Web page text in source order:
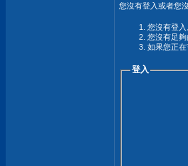
您沒有登入或者您
您沒有登入
您沒有足
如果您正
登入